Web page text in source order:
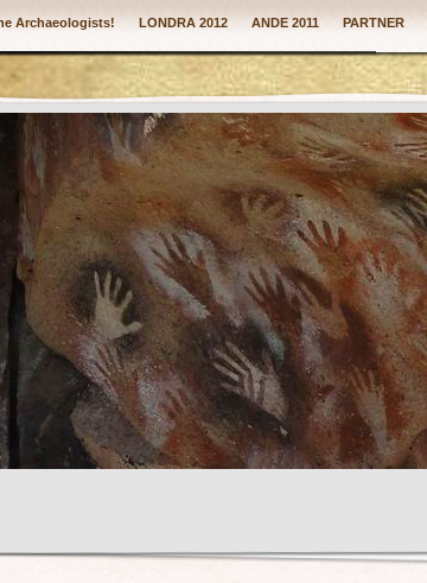
Archaeologists! LONDRA 2012 ANDE 2011 PARTNER